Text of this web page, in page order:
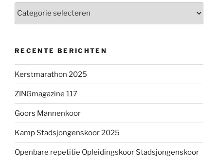
RECENTE BERICHTEN
Kerstmarathon 2025
ZINGmagazine 117
Goors Mannenkoor
Kamp Stadsjongenskoor 2025
Openbare repetitie Opleidingskoor Stadsjongenskoor